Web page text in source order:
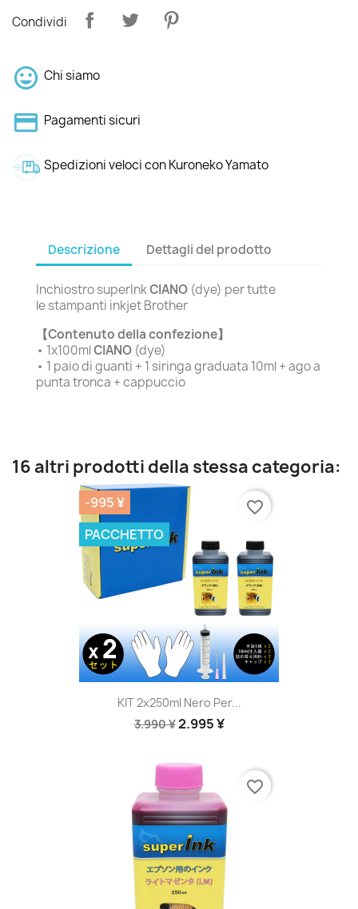
Condividi
Chi siamo
Pagamenti sicuri
Spedizioni veloci con Kuroneko Yamato
Descrizione Dettagli del prodotto
Inchiostro superInkCIANO (dye) per tutte
le stampanti inkjet Brother
【Contenuto della confezione】
• 1x100mlCIANO (dye)
• 1 paio di guanti + 1 siringa graduata 10ml + ago a
punta tronca + cappuccio
16 altri prodotti della stessa categoria:
KIT 2x250ml Nero Per...
3.990 ¥2.995 ¥
-995 ¥
PACCHETTO
favorite_border
favorite_border